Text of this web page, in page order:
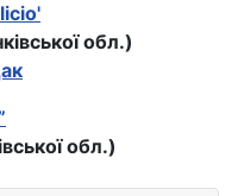
обл.)
обл.)